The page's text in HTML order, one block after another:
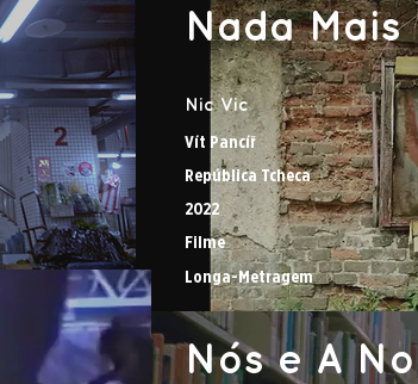
Nada Mais
Longa-Metragem
Nic Vic
Vít Pancíř
República Tcheca
2022
Filme
Nós e A